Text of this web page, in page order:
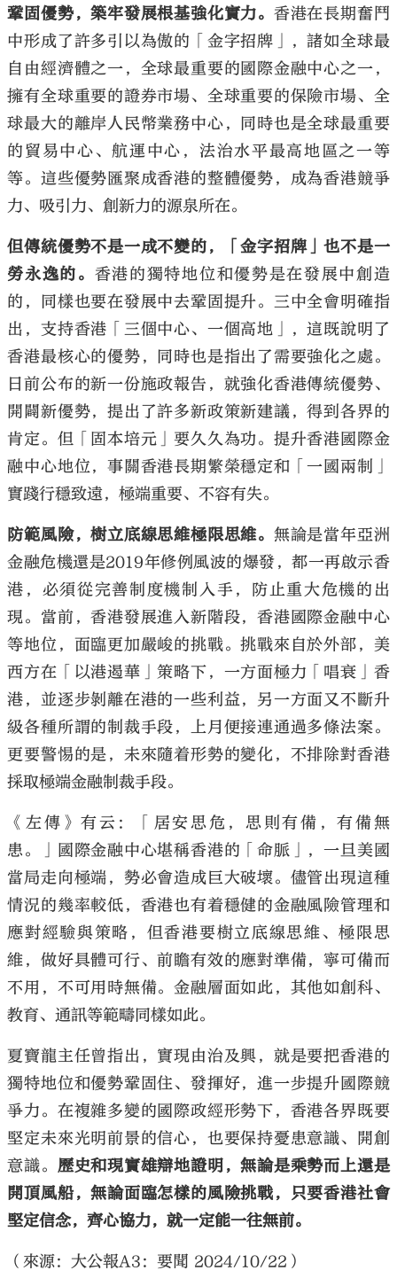
鞏固優勢，築牢發展根基強化實力。 香港在長期奮鬥
中形成了許多引以為傲的「金字招牌」，諸如全球最
自由經濟體之一，全球最重要的國際金融中心之一，
擁有全球重要的證券市場、全球重要的保險市場、全
球最大的離岸人民幣業務中心，同時也是全球最重要
的貿易中心、航運中心，法治水平最高地區之一等
等。這些優勢匯聚成香港的整體優勢，成為香港競爭
力、吸引力、創新力的源泉所在。
但傳統優勢不是一成不變的，「金字招牌」也不是一
勞永逸的。 香港的獨特地位和優勢是在發展中創造
的，同樣也要在發展中去鞏固提升。三中全會明確指
出，支持香港「三個中心、一個高地」，這既說明了
香港最核心的優勢，同時也是指出了需要強化之處。
日前公布的新一份施政報告，就強化香港傳統優勢、
開闢新優勢，提出了許多新政策新建議，得到各界的
肯定。但「固本培元」要久久為功。提升香港國際金
融中心地位，事關香港長期繁榮穩定和「一國兩制」
實踐行穩致遠，極端重要、不容有失。
防範風險，樹立底線思維極限思維。 無論是當年亞洲
金融危機還是2019年修例風波的爆發，都一再啟示香
港，必須從完善制度機制入手，防止重大危機的出
現。當前，香港發展進入新階段，香港國際金融中心
等地位，面臨更加嚴峻的挑戰。挑戰來自於外部，美
西方在「以港遏華」策略下，一方面極力「唱衰」香
港，並逐步剝離在港的一些利益，另一方面又不斷升
級各種所謂的制裁手段，上月便接連通過多條法案。
更要警惕的是，未來隨着形勢的變化，不排除對香港
採取極端金融制裁手段。
《左傳》有云：「居安思危，思則有備，有備無
患。」國際金融中心堪稱香港的「命脈」，一旦美國
當局走向極端，勢必會造成巨大破壞。儘管出現這種
情況的幾率較低，香港也有着穩健的金融風險管理和
應對經驗與策略，但香港要樹立底線思維、極限思
維，做好具體可行、前瞻有效的應對準備，寧可備而
不用，不可用時無備。金融層面如此，其他如創科、
教育、通訊等範疇同樣如此。
夏寶龍主任曾指出，實現由治及興，就是要把香港的
獨特地位和優勢鞏固住、發揮好，進一步提升國際競
爭力。在複雜多變的國際政經形勢下，香港各界既要
堅定未來光明前景的信心，也要保持憂患意識、開創
意識。 歷史和現實雄辯地證明，無論是乘勢而上還是
開頂風船，無論面臨怎樣的風險挑戰，只要香港社會
堅定信念，齊心協力，就一定能一往無前。
（來源：大公報A3：要聞 2024/10/22）